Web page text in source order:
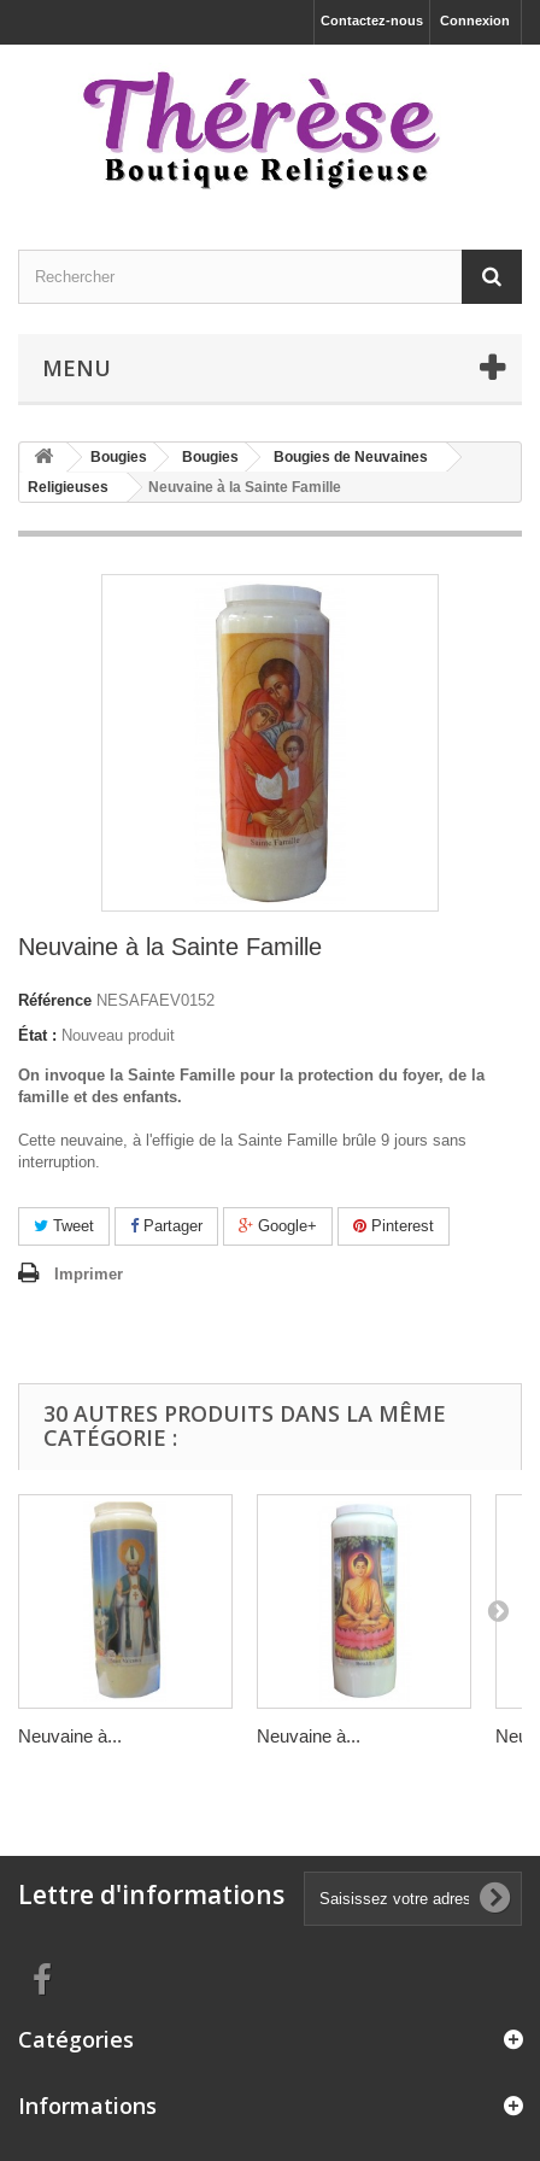
Connexion
Contactez-nous
MENU
Bougies Bougies
Bougies de Neuvaines
Religieuses
Neuvaine à la Sainte Famille
Neuvaine à la Sainte Famille
Référence NESAFAEV0152
État : Nouveau produit
On invoque la Sainte Famille pour la protection du foyer, de la
famille et des enfants.
Cette neuvaine, à l'effigie de la Sainte Famille brûle 9 jours sans
interruption.
Tweet Partager Google+ Pinterest
Imprimer
30 AUTRES PRODUITS DANS LA MÊME
CATÉGORIE :
Neuvaine à... Neuvaine à...
Lettre d'informations
Catégories
Informations